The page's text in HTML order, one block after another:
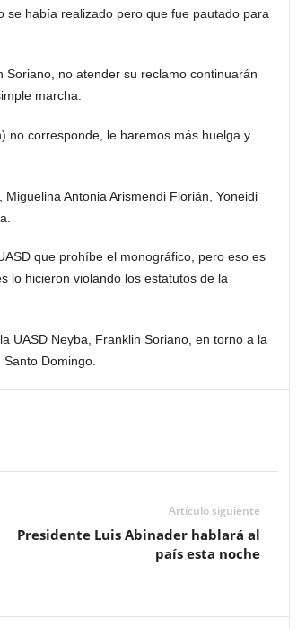
había realizado pero que fue pautado para
no atender su reclamo continuarán
marcha.
no corresponde, le haremos más huelga y
Antonia Arismendi Florián, Yoneidi
que prohíbe el monográfico, pero eso es
lo hicieron violando los estatutos de la
UASD Neyba, Franklin Soriano, en torno a la
Domingo.
Artículo siguiente
Presidente Luis Abinader hablará al
país esta noche